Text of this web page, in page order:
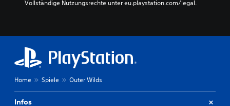
Vollständige Nutzungsrechte unter eu.playstation.com/legal.
Home Spiele Outer Wilds
Infos